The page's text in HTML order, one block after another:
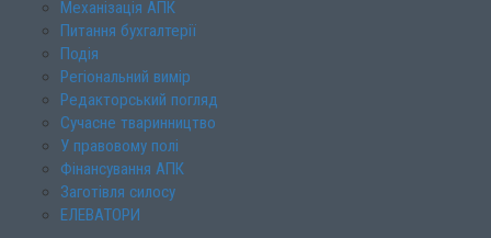
Механізація АПК
Питання бухгалтерії
Подія
Регіональний вимір
Редакторський погляд
Сучасне тваринництво
У правовому полі
Фінансування АПК
Заготівля силосу
ЕЛЕВАТОРИ